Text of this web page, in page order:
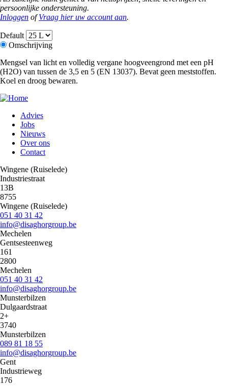
persoonlijke ondersteuning.
Inloggen ofVraag hier uw account aan.
Default
Omschrijving
Mengsel van licht en volledig vergane hoogveengrond met een pH
(H2O) van tussen de 3,5 en 5 (EN 13037). Bevat geen meststoffen.
Koel en droog bewaren.
Main
navigation
Advies
Jobs
Nieuws
Over ons
Contact
Wingene (Ruiselede)
Industriestraat
13B
8755
Wingene (Ruiselede)
051 40 31 42
info@disaghorgroup.be
Mechelen
Gentsesteenweg
161
2800
Mechelen
051 40 31 42
info@disaghorgroup.be
Munsterbilzen
Dulgaardstraat
2+
3740
Munsterbilzen
089 81 18 55
info@disaghorgroup.be
Gent
Industrieweg
176